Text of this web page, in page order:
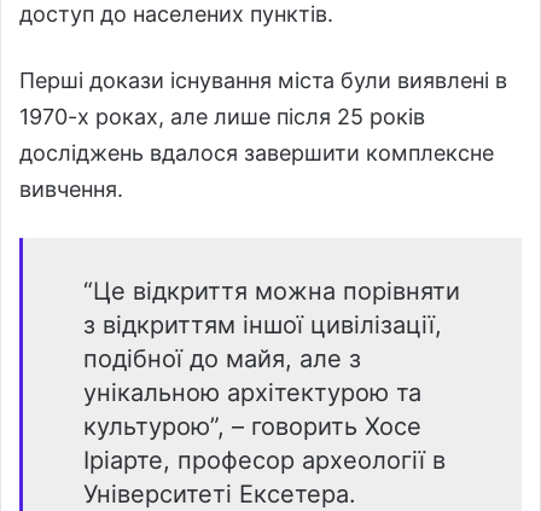
доступ до населених пунктів.
Перші докази існування міста були виявлені в
1970-х роках, але лише після 25 років
досліджень вдалося завершити комплексне
вивчення.
“Це відкриття можна порівняти
з відкриттям іншої цивілізації,
подібної до майя, але з
унікальною архітектурою та
культурою”, – говорить Хосе
Іріарте, професор археології в
Університеті Ексетера.